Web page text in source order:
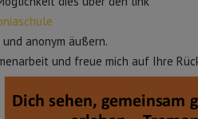
anonym äußern.
und freue mich auf Ihre